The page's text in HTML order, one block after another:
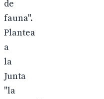
de
fauna".
Plantea
a
la
Junta
"la